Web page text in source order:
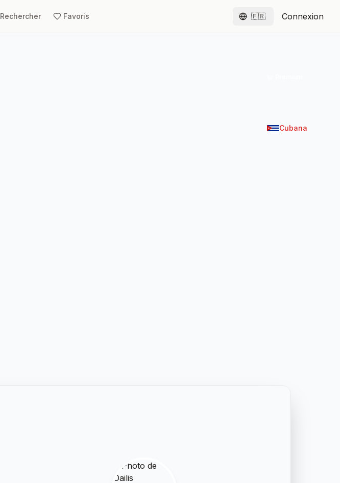
Rechercher Favoris 🇫🇷
FrançaisConnexion
Cubana